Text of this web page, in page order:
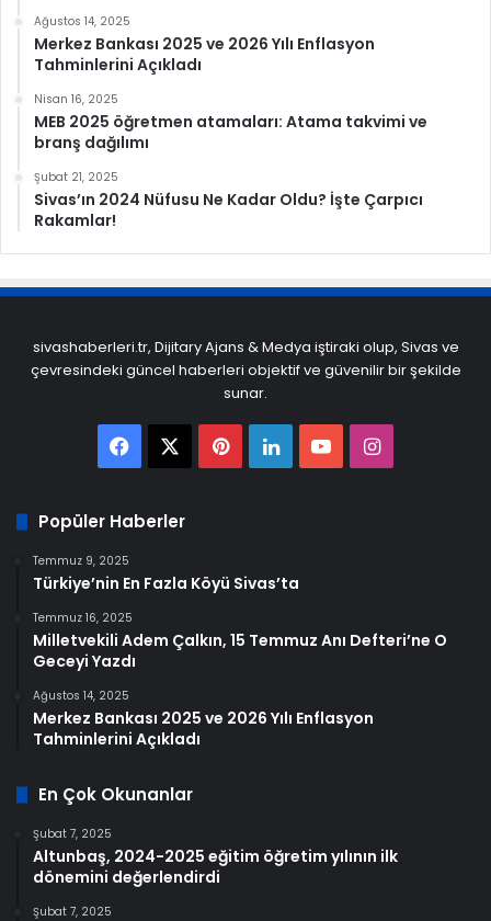
Ağustos 14, 2025
Merkez Bankası 2025 ve 2026 Yılı Enflasyon
Tahminlerini Açıkladı
Nisan 16, 2025
MEB 2025 öğretmen atamaları: Atama takvimi ve
branş dağılımı
Şubat 21, 2025
Sivas’ın 2024 Nüfusu Ne Kadar Oldu? İşte Çarpıcı
Rakamlar!
sivashaberleri.tr, Dijitary Ajans & Medya iştiraki olup, Sivas ve
çevresindeki güncel haberleri objektif ve güvenilir bir şekilde
sunar.
FacebookPinterest
LinkedInYouTubeInstagram
Popüler Haberler
Temmuz 9, 2025
Türkiye’nin En Fazla Köyü Sivas’ta
Temmuz 16, 2025
Milletvekili Adem Çalkın, 15 Temmuz Anı Defteri’ne O
Geceyi Yazdı
Ağustos 14, 2025
Merkez Bankası 2025 ve 2026 Yılı Enflasyon
Tahminlerini Açıkladı
En Çok Okunanlar
Şubat 7, 2025
Altunbaş, 2024-2025 eğitim öğretim yılının ilk
dönemini değerlendirdi
Şubat 7, 2025